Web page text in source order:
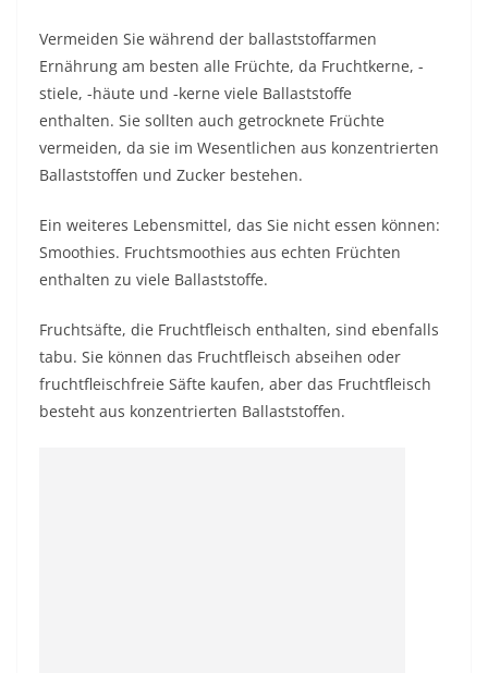
Vermeiden Sie während der ballaststoffarmen
Ernährung am besten alle Früchte, da Fruchtkerne, -
stiele, -häute und -kerne viele Ballaststoffe
enthalten. Sie sollten auch getrocknete Früchte
vermeiden, da sie im Wesentlichen aus konzentrierten
Ballaststoffen und Zucker bestehen.
Ein weiteres Lebensmittel, das Sie nicht essen können:
Smoothies. Fruchtsmoothies aus echten Früchten
enthalten zu viele Ballaststoffe.
Fruchtsäfte, die Fruchtfleisch enthalten, sind ebenfalls
tabu. Sie können das Fruchtfleisch abseihen oder
fruchtfleischfreie Säfte kaufen, aber das Fruchtfleisch
besteht aus konzentrierten Ballaststoffen.